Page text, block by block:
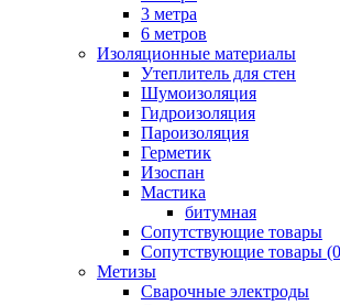
3 метра
6 метров
Изоляционные материалы
Утеплитель для стен
Шумоизоляция
Гидроизоляция
Пароизоляция
Герметик
Изоспан
Мастика
битумная
Сопутствующие товары
Сопутствующие товары
Метизы
Сварочные электроды